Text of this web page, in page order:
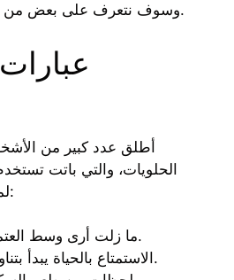
وسوف نتعرف على بعض من هذه العبارات فيما يلي.
أطلق عدد كبير من
الحلويات، والتي باتت
لمشاريع الحلويات ومنها:
ما زلت أرى وسط العتمة قطعة جاتوه.
الاستمتاع بالحياة يبدأ بتناول قطعة حلوى.